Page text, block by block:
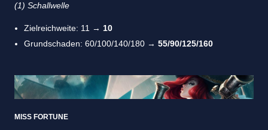
(1) Schallwelle
Zielreichweite: 11 → 10
Grundschaden: 60/100/140/180 → 55/90/125/160
MISS FORTUNE